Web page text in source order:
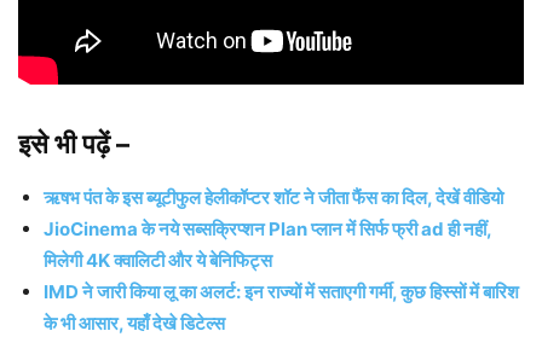
इसे भी पढ़ें –
ऋषभ पंत के इस ब्यूटीफुल हेलीकॉप्टर शॉट ने जीता फैंस का दिल, देखें वीडियो
JioCinema के नये सब्सक्रिप्शन Plan प्लान में सिर्फ फ्री ad ही नहीं,
मिलेगी 4K क्वालिटी और ये बेनिफिट्स
IMD ने जारी किया लू का अलर्ट: इन राज्यों में सताएगी गर्मी, कुछ हिस्सों में बारिश
के भी आसार, यहाँ देखे डिटेल्स